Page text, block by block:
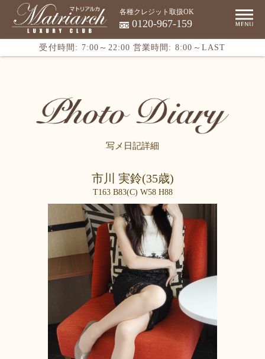
各種クレジット取扱OK
0120-967-159
受付時間: 7:00～22:00 営業時間: 8:00～LAST
写メ日記詳細
市川 実鈴(35歳)
T163 B83(C) W58 H88